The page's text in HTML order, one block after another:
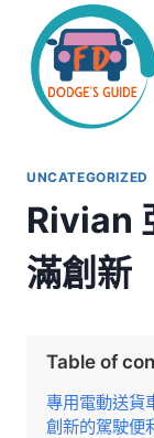
content
UNCATEGORIZED
Rivian
滿創新
Table of
專用電動送貨
創新的駕駛便